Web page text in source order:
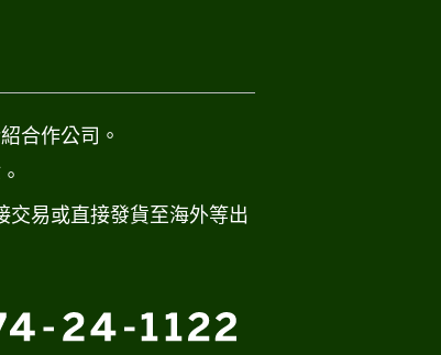
合作公司。
交易或直接發貨至海外等出